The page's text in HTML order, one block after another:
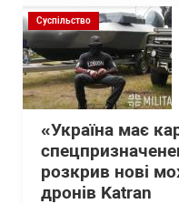
Суспільство
«Україна має
розкрив нові
дронів Katran